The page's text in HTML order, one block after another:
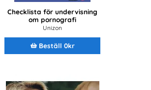
Checklista för undervisning
om pornografi
Unizon
Beställ 0kr